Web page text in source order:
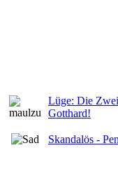
Lüge: Die
Gotthard!
Skandalös -